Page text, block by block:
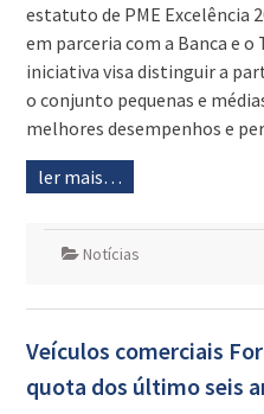
estatuto de PME Excelência
em parceria com a Banca e
iniciativa visa distinguir a
o conjunto pequenas e
melhores desempenhos e
ler mais…
Notícias
Veículos comerciais
quota dos último seis